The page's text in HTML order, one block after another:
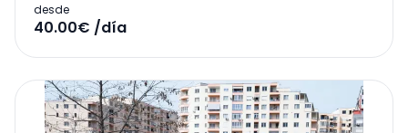
desde
40.00€ /día